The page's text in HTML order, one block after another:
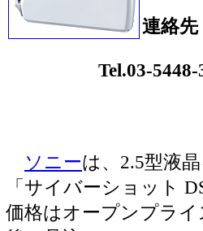
連絡
Tel.03-5448-
ソニーは、2.5型液
「サイバーショット
価格はオープンプライ